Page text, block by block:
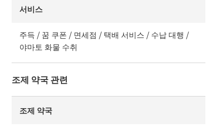
서비스
주득 / 꿈 쿠폰 / 면세점 / 택배 서비스 / 수납 대행 /
야마토 화물 수취
조제 약국 관련
조제 약국